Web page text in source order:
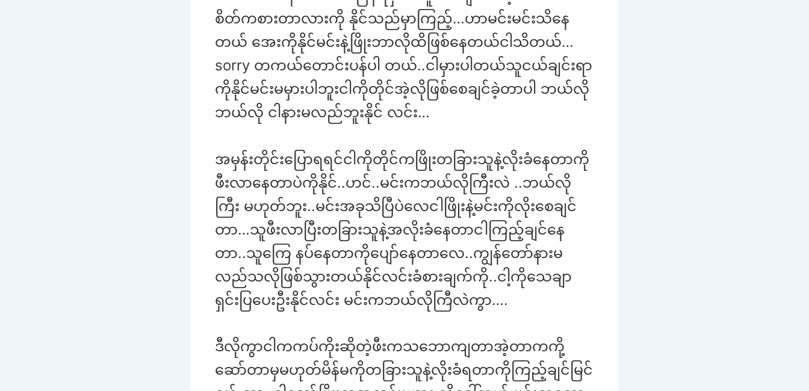
စိတ်ကစားတာလားကို နိုင်သည်မှာကြည့်…ဟာမင်းမင်းသိနေ
တယ် အေးကိုနိုင်မင်းနဲ့ဖြိုးဘာလိုထိဖြစ်နေတယ်ငါသိတယ်…
sorry တကယ်တောင်းပန်ပါ တယ်..ငါမှားပါတယ်သူငယ်ချင်းရာ
ကိုနိုင်မင်းမမှားပါဘူးငါကိုတိုင်အဲ့လိုဖြစ်စေချင်ခဲ့တာပါ ဘယ်လို
ဘယ်လို ငါနားမလည်ဘူးနိုင် လင်း…
အမှန်းတိုင်းပြောရရင်ငါကိုတိုင်ကဖြိုးတခြားသူနဲ့လိုးခံနေတာကို
ဖီးလာနေတာပဲကိုနိုင်..ဟင်..မင်းကဘယ်လိုကြီးလဲ ..ဘယ်လို
ကြီး မဟုတ်ဘူး..မင်းအခုသိပြီပဲလေငါဖြိုးနဲ့မင်းကိုလိုးစေချင်
တာ…သူဖီးလာပြီးတခြားသူနဲ့အလိုးခံနေတာငါကြည့်ချင်နေ
တာ..သူကြေ နပ်နေတာကိုပျော်နေတာလေ..ကျွန်တော်နားမ
လည်သလိုဖြစ်သွားတယ်နိုင်လင်းခံစားချက်ကို..ငါ့ကိုသေချာ
ရှင်းပြပေးဦးနိုင်လင်း မင်းကဘယ်လိုကြီလဲကွာ….
ဒီလိုကွာငါကကပ်ကိုးဆိုတဲ့ဖီးကသဘောကျတာအဲ့တာကကို့
ဆော်တာမှမဟုတ်မိန်မကိုတခြားသူနဲ့လိုးခံရတာကိုကြည့်ချင်မြင်